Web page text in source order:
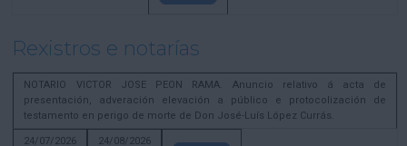
Rexistros e notarías
NOTARIO VICTOR JOSE PEON RAMA. Anuncio relativo á acta de
presentación, adveración elevación a público e protocolización de
testamento en perigo de morte de Don José-Luís López Currás.
24/07/2026
24/08/2026